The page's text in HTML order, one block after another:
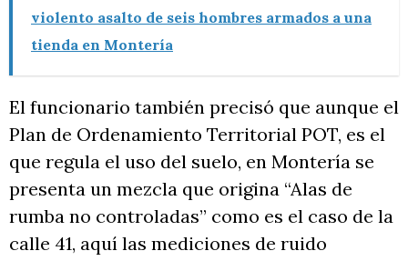
violento asalto de seis hombres armados a una
tienda en Montería
El funcionario también precisó que aunque el
Plan de Ordenamiento Territorial POT, es el
que regula el uso del suelo, en Montería se
presenta un mezcla que origina “Alas de
rumba no controladas” como es el caso de la
calle 41, aquí las mediciones de ruido